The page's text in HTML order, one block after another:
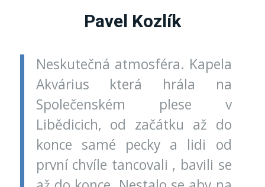
Pavel Kozlík
Neskutečná atmosféra. Kapela
Akvárius která hrála na
Společenském plese v
Libědicich, od začátku až do
konce samé pecky a lidi od
první chvíle tancovali , bavili se